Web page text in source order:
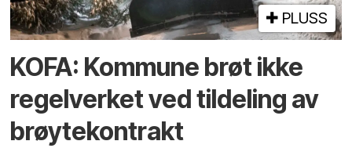
PLUSS
KOFA: Kommune brøt ikke
regelverket ved tildeling av
brøytekontrakt